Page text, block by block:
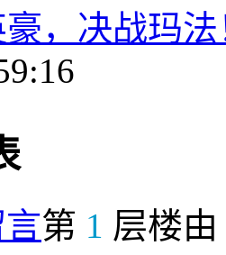
，决战玛
第 1 层楼由